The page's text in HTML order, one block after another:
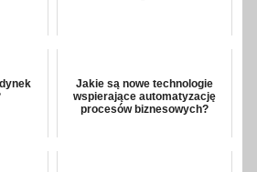
Jakie są nowe technologie
wspierające automatyzację
procesów biznesowych?